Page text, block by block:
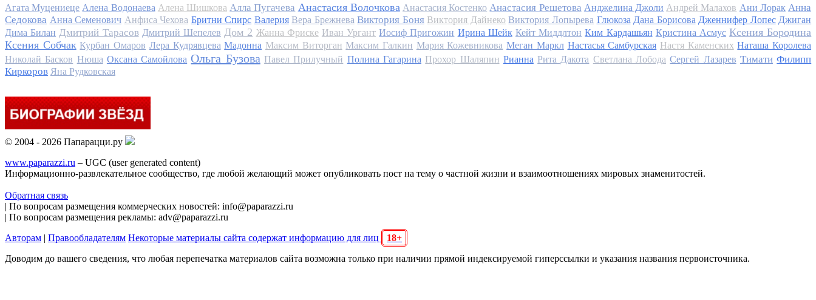
Агата Муцениеце Алена Водонаева Алена Шишкова Алла Пугачева Анастасия Волочкова Анастасия Костенко Анастасия Решетова Анджелина Джоли Андрей Малахов Ани Лорак Анна
Седокова Анна Семенович Анфиса Чехова Бритни Спирс Валерия Вера Брежнева Виктория Боня Виктория Дайнеко Виктория Лопырева Глюкоза Дана Борисова Дженнифер Лопес Джиган
Дима Билан Дмитрий Тарасов Дмитрий Шепелев Дом 2 Жанна Фриске Иван Ургант Иосиф Пригожин Ирина Шейк Кейт Миддлтон Ким Кардашьян Кристина Асмус Ксения Бородина
Ксения Собчак Курбан Омаров Лера Кудрявцева Мадонна Максим Виторган Максим Галкин Мария Кожевникова Меган Маркл Настасья Самбурская Настя Каменских Наташа Королева
Николай Басков Нюша Оксана Самойлова Ольга Бузова Павел Прилучный Полина Гагарина Прохор Шаляпин Рианна Рита Дакота Светлана Лобода Сергей Лазарев Тимати Филипп
Киркоров Яна Рудковская
© 2004 - 2026 Папарацци.ру
www.paparazzi.ru – UGC (user generated content)
Информационно-развлекательное сообщество, где любой желающий может опубликовать пост на тему о частной жизни и взаимоотношениях мировых знаменитостей.
Обратная связь
| По вопросам размещения коммерческих новостей: info@paparazzi.ru
| По вопросам размещения рекламы: adv@paparazzi.ru
Авторам | Правообладателям Некоторые материалы сайта содержат информацию для лиц
18+
Доводим до вашего сведения, что любая перепечатка материалов сайта возможна только при наличии прямой индексируемой гиперссылки и указания названия первоисточника.